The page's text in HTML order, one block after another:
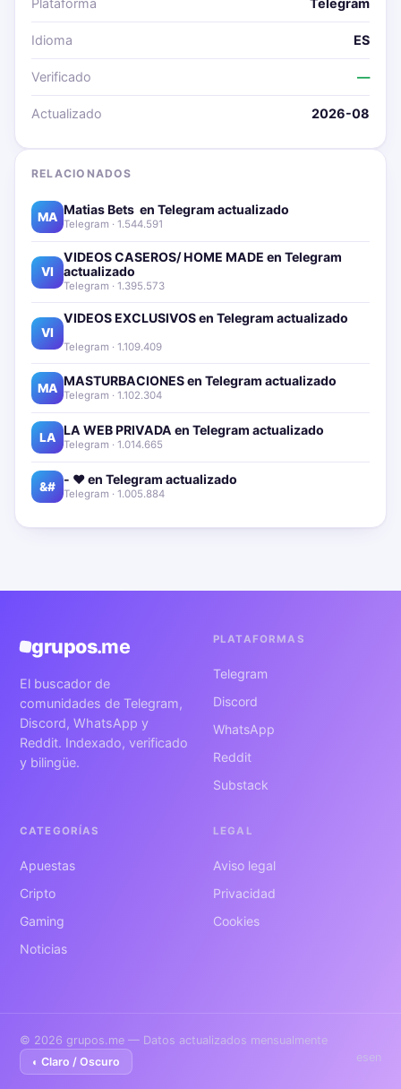
Plataforma Telegram
Idioma ES
Verificado —
Actualizado 2026-08
RELACIONADOS
MA Matias Bets ‍ en Telegram actualizado📱🔥
Telegram · 1.544.591
VI
VIDEOS CASEROS/ HOME MADE en Telegram
actualizado📱🔥
Telegram · 1.395.573
VI
VIDEOS EXCLUSIVOS en Telegram actualizado📱
Telegram · 1.109.409
MA MASTURBACIONES en Telegram actualizado📱🔥
Telegram · 1.102.304
LA LA WEB PRIVADA en Telegram actualizado📱🔥
Telegram · 1.014.665
&# - ❤️ en Telegram actualizado📱🔥
Telegram · 1.005.884
grupos.me
El buscador de
comunidades de Telegram,
Discord, WhatsApp y
Reddit. Indexado, verificado
y bilingüe.
PLATAFORMAS
Telegram
Discord
WhatsApp
Reddit
Substack
CATEGORÍAS
Apuestas
Cripto
Gaming
Noticias
LEGAL
Aviso legal
Privacidad
Cookies
© 2026 grupos.me — Datos actualizados mensualmente
◐ Claro / Oscuro
esen